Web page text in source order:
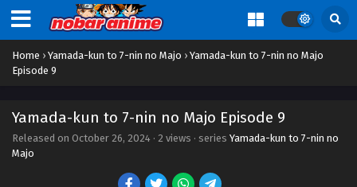
Home › Yamada-kun to 7-nin no Majo › Yamada-kun to 7-nin no Majo
Episode 9
Yamada-kun to 7-nin no Majo Episode 9
Released on October 26, 2024 · 2 views · series Yamada-kun to 7-nin no
Majo